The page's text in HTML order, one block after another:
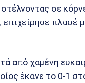
σε
επιχείρησε πλασέ
από χαμένη
έκανε το 0-1